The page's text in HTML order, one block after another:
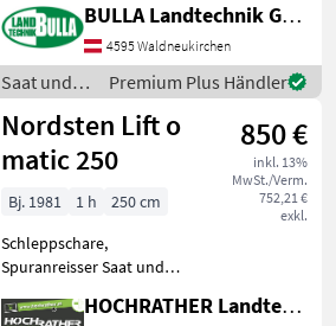
Schleppschare,
Spuranreisser NORDSTEN
Sämaschine CLG + 3 Meter
Arbeitsbreite +
Fahrgassenschaltung +
Spura
BULLA Landtechnik GmbH
4595 Waldneukirchen
Saat und
Pflege /
Nordsten
Premium Plus Händler
Nordsten Lift o
matic 250
850 €
inkl. 13%
MwSt./Verm.
752,21 €
exkl.
Bj. 1981 1 h
250 cm
Schleppschare,
Spuranreisser Saat und
HOCHRATHER Landtechnik GmbH